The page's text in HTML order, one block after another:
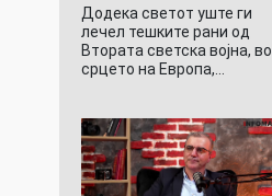
Додека светот уште ги
лечел тешките рани од
Втората светска војна, во
срцето на Европа,…